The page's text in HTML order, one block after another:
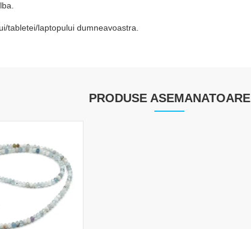
tabletei/laptopului dumneavoastra.
PRODUSE ASEMANATOARE